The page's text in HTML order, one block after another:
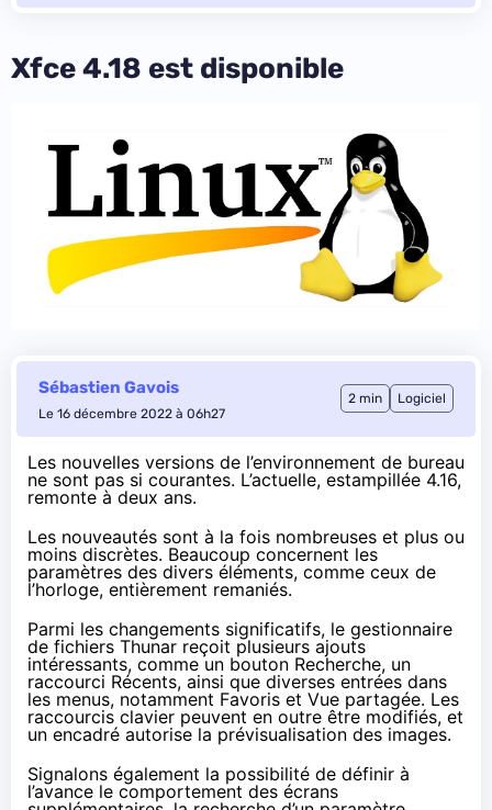
Xfce 4.18 est disponible
Sébastien Gavois
Le 16 décembre 2022 à 06h27
2 min Logiciel
Les nouvelles versions de l’environnement de bureau
ne sont pas si courantes. L’actuelle, estampillée 4.16,
remonte à deux ans.
Les nouveautés sont à la fois nombreuses et plus ou
moins discrètes. Beaucoup concernent les
paramètres des divers éléments, comme ceux de
l’horloge, entièrement remaniés.
Parmi les changements significatifs, le gestionnaire
de fichiers Thunar reçoit plusieurs ajouts
intéressants, comme un bouton Recherche, un
raccourci Récents, ainsi que diverses entrées dans
les menus, notamment Favoris et Vue partagée. Les
raccourcis clavier peuvent en outre être modifiés, et
un encadré autorise la prévisualisation des images.
Signalons également la possibilité de définir à
l’avance le comportement des écrans